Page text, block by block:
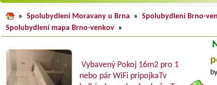
» Spolubydlení Moravany u Brna »
Spolubydlení Brno-
Spolubydlení mapa Brno-venkov »
Vybavený Pokoj 16m2 pro 1
nebo pár WiFi pripojkaTv